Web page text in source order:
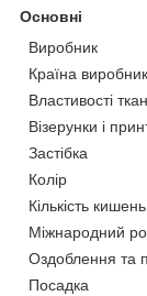
Основні
Виробник
Країна виробник
Властивості
Візерунки і
Застібка
Колір
Кількість кишень
Міжнародний
Оздоблення та
Посадка